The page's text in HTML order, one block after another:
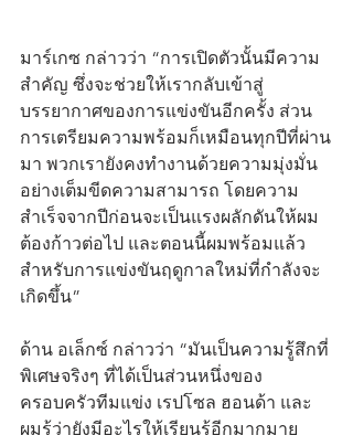
มาร์เกซ กล่าวว่า “การเปิดตัวนั้นมีความ
สำคัญ ซึ่งจะช่วยให้เรากลับเข้าสู่
บรรยากาศของการแข่งขันอีกครั้ง ส่วน
การเตรียมความพร้อมก็เหมือนทุกปีที่ผ่าน
มา พวกเรายังคงทำงานด้วยความมุ่งมั่น
อย่างเต็มขีดความสามารถ โดยความ
สำเร็จจากปีก่อนจะเป็นแรงผลักดันให้ผม
ต้องก้าวต่อไป และตอนนี้ผมพร้อมแล้ว
สำหรับการแข่งขันฤดูกาลใหม่ที่กำลังจะ
เกิดขึ้น”
ด้าน อเล็กซ์ กล่าวว่า “มันเป็นความรู้สึกที่
พิเศษจริงๆ ที่ได้เป็นส่วนหนึ่งของ
ครอบครัวทีมแข่ง เรปโซล ฮอนด้า และ
ผมรู้ว่ายังมีอะไรให้เรียนรู้อีกมากมาย